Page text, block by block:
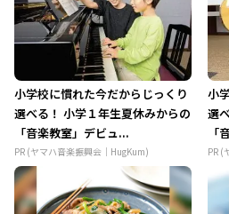
小学校に慣れた今だからじっくり
選べる！ 小学１年生夏休みからの
「音楽教室」デビュ...
PR (ヤマハ音楽振興会｜HugKum)
小
選
「
PR (